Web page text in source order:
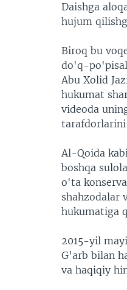
Daishga
hujum
Biroq bu
do'q-
Abu Xolid
hukumat
videoda
Al-Qoida
boshqa
o'ta
shahzodalar
hukumatiga
2015-yil
G'arb bilan
va haqiqiy